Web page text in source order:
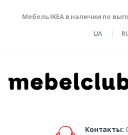
Мебель IKEA в наличии по
UA
Контакты: